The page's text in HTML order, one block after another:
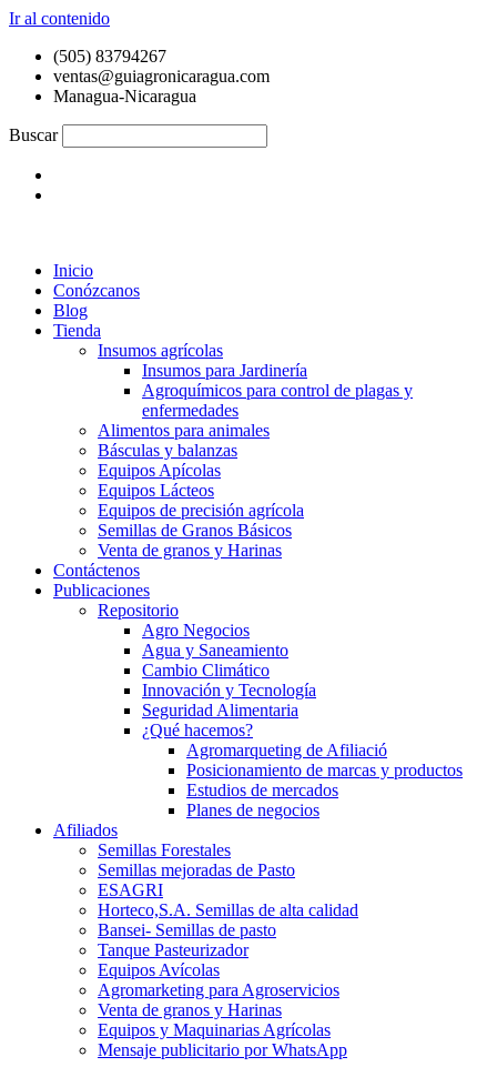
Ir al contenido
(505) 83794267
ventas@guiagronicaragua.com
Managua-Nicaragua
Buscar
Inicio
Conózcanos
Blog
Tienda
Insumos agrícolas
Insumos para Jardinería
Agroquímicos para control de plagas y
enfermedades
Alimentos para animales
Básculas y balanzas
Equipos Apícolas
Equipos Lácteos
Equipos de precisión agrícola
Semillas de Granos Básicos
Venta de granos y Harinas
Contáctenos
Publicaciones
Repositorio
Agro Negocios
Agua y Saneamiento
Cambio Climático
Innovación y Tecnología
Seguridad Alimentaria
¿Qué hacemos?
Agromarqueting de Afiliació
Posicionamiento de marcas y productos
Estudios de mercados
Planes de negocios
Afiliados
Semillas Forestales
Semillas mejoradas de Pasto
ESAGRI
Horteco,S.A. Semillas de alta calidad
Bansei- Semillas de pasto
Tanque Pasteurizador
Equipos Avícolas
Agromarketing para Agroservicios
Venta de granos y Harinas
Equipos y Maquinarias Agrícolas
Mensaje publicitario por WhatsApp